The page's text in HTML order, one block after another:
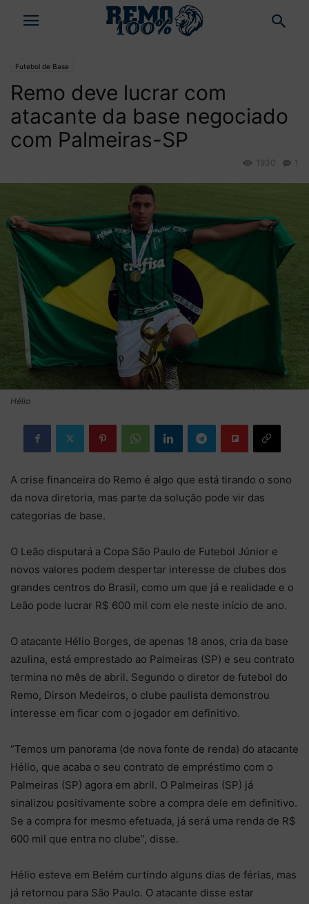
Futebol de Base
Remo deve lucrar com
atacante da base negociado
com Palmeiras-SP
1
1930
Hélio
A crise financeira do Remo é algo que está tirando o sono
da nova diretoria, mas parte da solução pode vir das
categorias de base.
O Leão disputará a Copa São Paulo de Futebol Júnior e
novos valores podem despertar interesse de clubes dos
grandes centros do Brasil, como um que já e realidade e o
Leão pode lucrar R$ 600 mil com ele neste início de ano.
O atacante Hélio Borges, de apenas 18 anos, cria da base
azulina, está emprestado ao Palmeiras (SP) e seu contrato
termina no mês de abril. Segundo o diretor de futebol do
Remo, Dirson Medeiros, o clube paulista demonstrou
interesse em ficar com o jogador em definitivo.
“Temos um panorama (de nova fonte de renda) do atacante
Hélio, que acaba o seu contrato de empréstimo com o
Palmeiras (SP) agora em abril. O Palmeiras (SP) já
sinalizou positivamente sobre a compra dele em definitivo.
Se a compra for mesmo efetuada, já será uma renda de R$
600 mil que entra no clube”, disse.
Hélio esteve em Belém curtindo alguns dias de férias, mas
já retornou para São Paulo. O atacante disse estar